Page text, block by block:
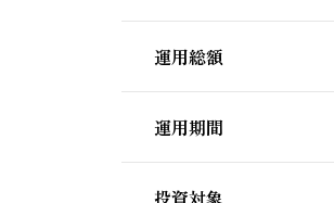
運用総額
運用期間
投資対象